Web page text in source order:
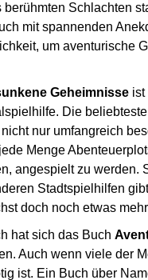
berühmten Schlachten
mit spannenden
um aventurische
Geheimnisse ist
Die
nur umfangreich
Menge
angespielt zu werden.
Stadtspielhilfen
doch noch etwas
hat sich das Buch
Auch wenn viele der
ist. Ein Buch über